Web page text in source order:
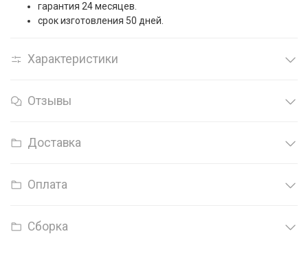
гарантия 24 месяцев.
срок изготовления 50 дней.
Характеристики
Отзывы
Доставка
Оплата
Сборка